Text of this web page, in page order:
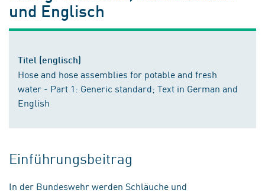
und Englisch
Titel (englisch)
Hose and hose assemblies for potable and fresh
water - Part 1: Generic standard; Text in German and
English
Einführungsbeitrag
In der Bundeswehr werden Schläuche und